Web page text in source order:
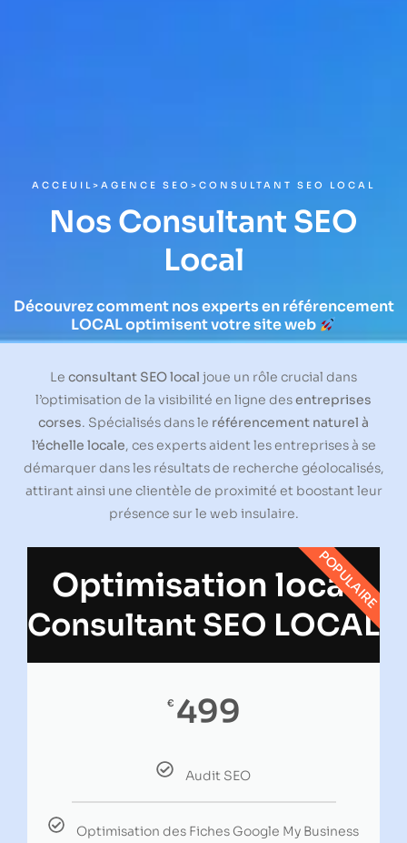
ACCEUIL> AGENCE SEO > CONSULTANT SEO LOCAL
Nos Consultant SEO
Local
Découvrez comment nos experts en référencement
LOCAL optimisent votre site web
Le consultant SEO local joue un rôle crucial dans
l’optimisation de la visibilité en ligne desentreprises
corses. Spécialisés dans le référencement naturel à
l’échelle locale, ces experts aident les entreprises à se
démarquer dans les résultats de recherche géolocalisés,
attirant ainsi une clientèle de proximité et boostant leur
présence sur le web insulaire.
Optimisation local
Consultant SEO LOCAL
€ 499
Audit SEO
Optimisation des Fiches Google My Business
POPULAIRE